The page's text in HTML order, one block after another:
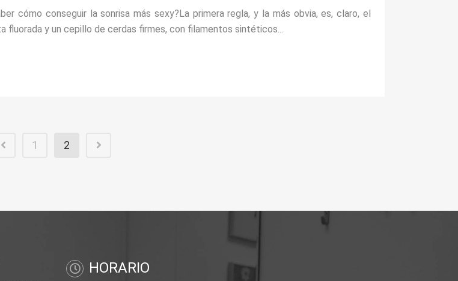
cómo conseguir la sonrisa más sexy?La primera regla, y la más obvia, es, claro, el
fluorada y un cepillo de cerdas firmes, con filamentos sintéticos...
1 2
HORARIO